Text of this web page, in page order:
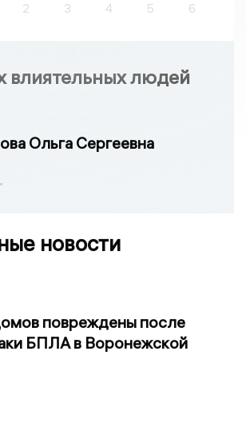
2 3 4 5 6
влиятельных людей
Ольга Сергеевна
новости
повреждены после
БПЛА в Воронежской